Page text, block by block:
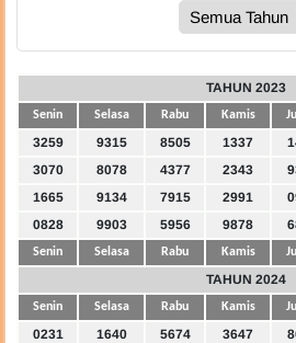
TAHUN 2023
Senin Selasa Rabu Kamis
3259 9315 8505 1337
3070
8078 4377 2343
1665
9134 7915 2991
0828
9903 5956 9878
Senin Selasa Rabu Kamis
TAHUN 2024
Senin Selasa Rabu Kamis
0231 1640 5674 3647